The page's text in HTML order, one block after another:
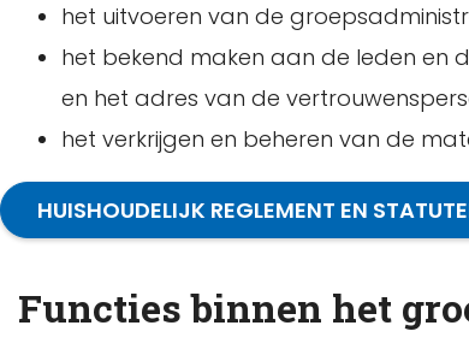
het uitvoeren van de
het bekend maken aan de leden en
en het adres van de
het verkrijgen en beheren van de
HUISHOUDELIJK REGLEMENT EN
Functies binnen het